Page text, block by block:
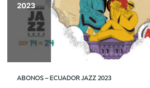
2023
ABONOS – ECUADOR JAZZ 2023